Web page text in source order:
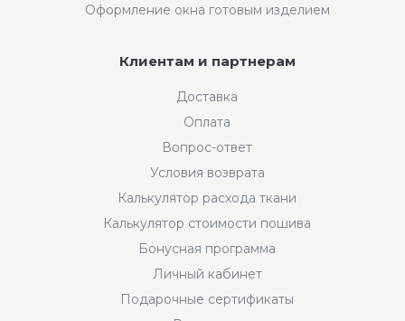
Оформление окна готовым изделием
Клиентам и партнерам
Доставка
Оплата
Вопрос-ответ
Условия возврата
Калькулятор расхода ткани
Калькулятор стоимости пошива
Бонусная программа
Личный кабинет
Подарочные сертификаты